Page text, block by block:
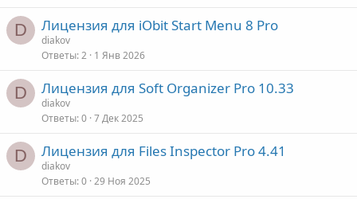
D Лицензия для iObit Start Menu 8 Pro
diakov
Ответы 2 1 Янв 2026
D Лицензия для Soft Organizer Pro 10.33
diakov
Ответы 0 7 Дек 2025
D Лицензия для Files Inspector Pro 4.41
diakov
Ответы 0 29 Ноя 2025